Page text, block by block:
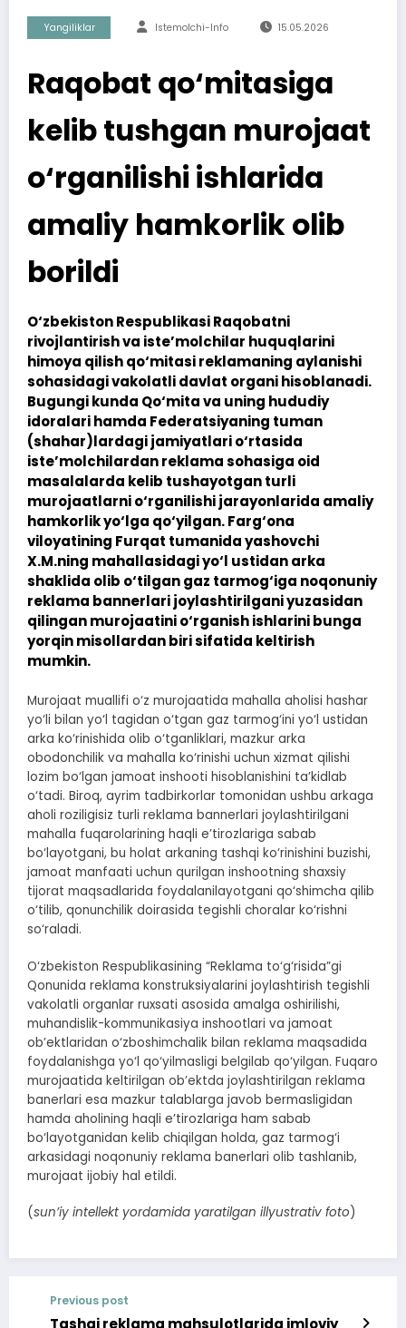
Yangiliklar Istemolchi-Info 15.05.2026
Raqobat qo‘mitasiga
kelib tushgan murojaat
o‘rganilishi ishlarida
amaliy hamkorlik olib
borildi
O‘zbekiston Respublikasi Raqobatni
rivojlantirish va iste’molchilar huquqlarini
himoya qilish qo‘mitasi reklamaning aylanishi
sohasidagi vakolatli davlat organi hisoblanadi.
Bugungi kunda Qo‘mita va uning hududiy
idoralari hamda Federatsiyaning tuman
(shahar)lardagi jamiyatlari o‘rtasida
iste’molchilardan reklama sohasiga oid
masalalarda kelib tushayotgan turli
murojaatlarni o‘rganilishi jarayonlarida amaliy
hamkorlik yo‘lga qo‘yilgan. Farg‘ona
viloyatining Furqat tumanida yashovchi
X.M.ning mahallasidagi yo‘l ustidan arka
shaklida olib o‘tilgan gaz tarmog‘iga noqonuniy
reklama bannerlari joylashtirilgani yuzasidan
qilingan murojaatini o‘rganish ishlarini bunga
yorqin misollardan biri sifatida keltirish
mumkin.
Murojaat muallifi o‘z murojaatida mahalla aholisi hashar
yo‘li bilan yo‘l tagidan o‘tgan gaz tarmog‘ini yo‘l ustidan
arka ko‘rinishida olib o‘tganliklari, mazkur arka
obodonchilik va mahalla ko‘rinishi uchun xizmat qilishi
lozim bo‘lgan jamoat inshooti hisoblanishini ta’kidlab
o‘tadi. Biroq, ayrim tadbirkorlar tomonidan ushbu arkaga
aholi roziligisiz turli reklama bannerlari joylashtirilgani
mahalla fuqarolarining haqli e’tirozlariga sabab
bo‘layotgani, bu holat arkaning tashqi ko‘rinishini buzishi,
jamoat manfaati uchun qurilgan inshootning shaxsiy
tijorat maqsadlarida foydalanilayotgani qo‘shimcha qilib
o‘tilib, qonunchilik doirasida tegishli choralar ko‘rishni
so‘raladi.
O‘zbekiston Respublikasining “Reklama to‘g‘risida”gi
Qonunida reklama konstruksiyalarini joylashtirish tegishli
vakolatli organlar ruxsati asosida amalga oshirilishi,
muhandislik-kommunikasiya inshootlari va jamoat
ob’ektlaridan o‘zboshimchalik bilan reklama maqsadida
foydalanishga yo‘l qo‘yilmasligi belgilab qo‘yilgan. Fuqaro
murojaatida keltirilgan ob’ektda joylashtirilgan reklama
banerlari esa mazkur talablarga javob bermasligidan
hamda aholining haqli e’tirozlariga ham sabab
bo‘layotganidan kelib chiqilgan holda, gaz tarmog‘i
arkasidagi noqonuniy reklama banerlari olib tashlanib,
murojaat ijobiy hal etildi.
(sun’iy intellekt yordamida yaratilgan illyustrativ foto)
Previous post
Tashqi reklama mahsulotlarida imloviy